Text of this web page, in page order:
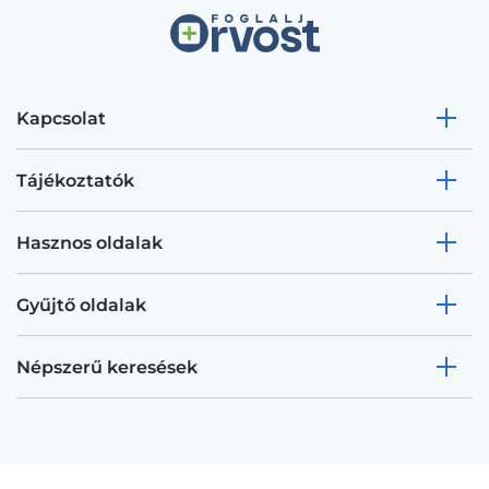
Kapcsolat
Tájékoztatók
Hasznos oldalak
Gyűjtő oldalak
Népszerű keresések